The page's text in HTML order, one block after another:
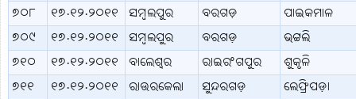
୭୦୮
୧୭.୧୨.୨୦୧୧ ସମ୍ବଲପୁର ବରଗଡ଼
ପାଇକମାଳ
୭୦୯
୧୭.୧୨.୨୦୧୧ ସମ୍ବଲପୁର ବରଗଡ଼
ଭଟ୍ଟଲି
୭୧୦
୧୭.୧୨.୨୦୧୧ ବାଲେଶ୍ବର ରାଇରଂଗପୁର
ଶୁକୃଳି
୭୧୧
୧୭.୧୨.୨୦୧୧ ରାଉରକେଲା ସୁନ୍ଦରଗଡ଼
ଲେଫ୍ରିପଡ଼ା